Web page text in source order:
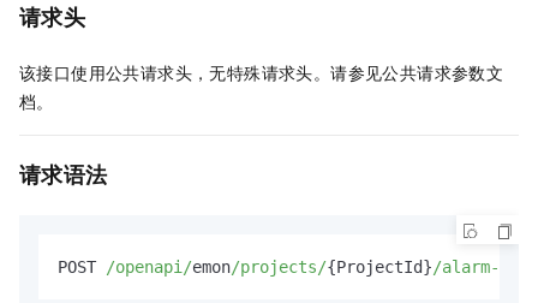
请求头
该接口使用公共请求头，无特殊请求头。请参见公共请求参数文
档。
请求语法
POST /openapi/emon/projects/{ProjectId}/alarm-